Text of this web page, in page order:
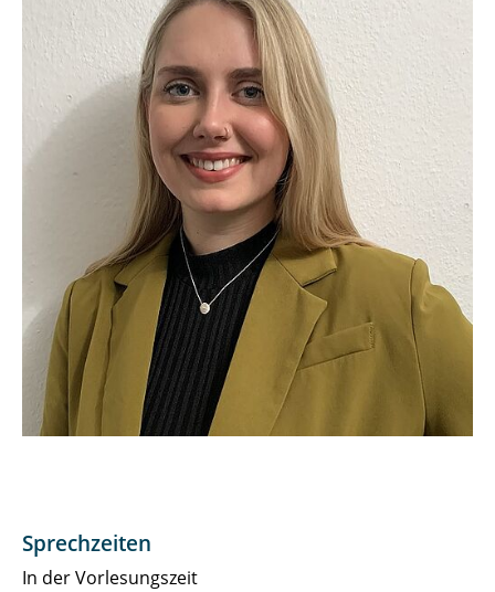
Prof. Dr. Gottfried Orth
Leonhard Thomas, MA/MSc.
Prof. Dr. Jürgen Wehnert
Dr. Ingrid Wiedenroth-Gabler
Doktorand*innen
Sprechzeiten
In der Vorlesungszeit